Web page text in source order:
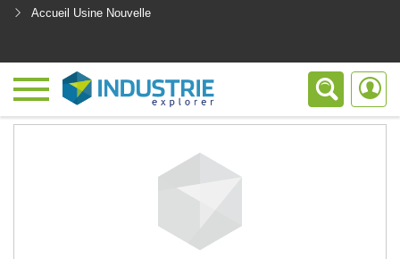
Accueil Usine Nouvelle